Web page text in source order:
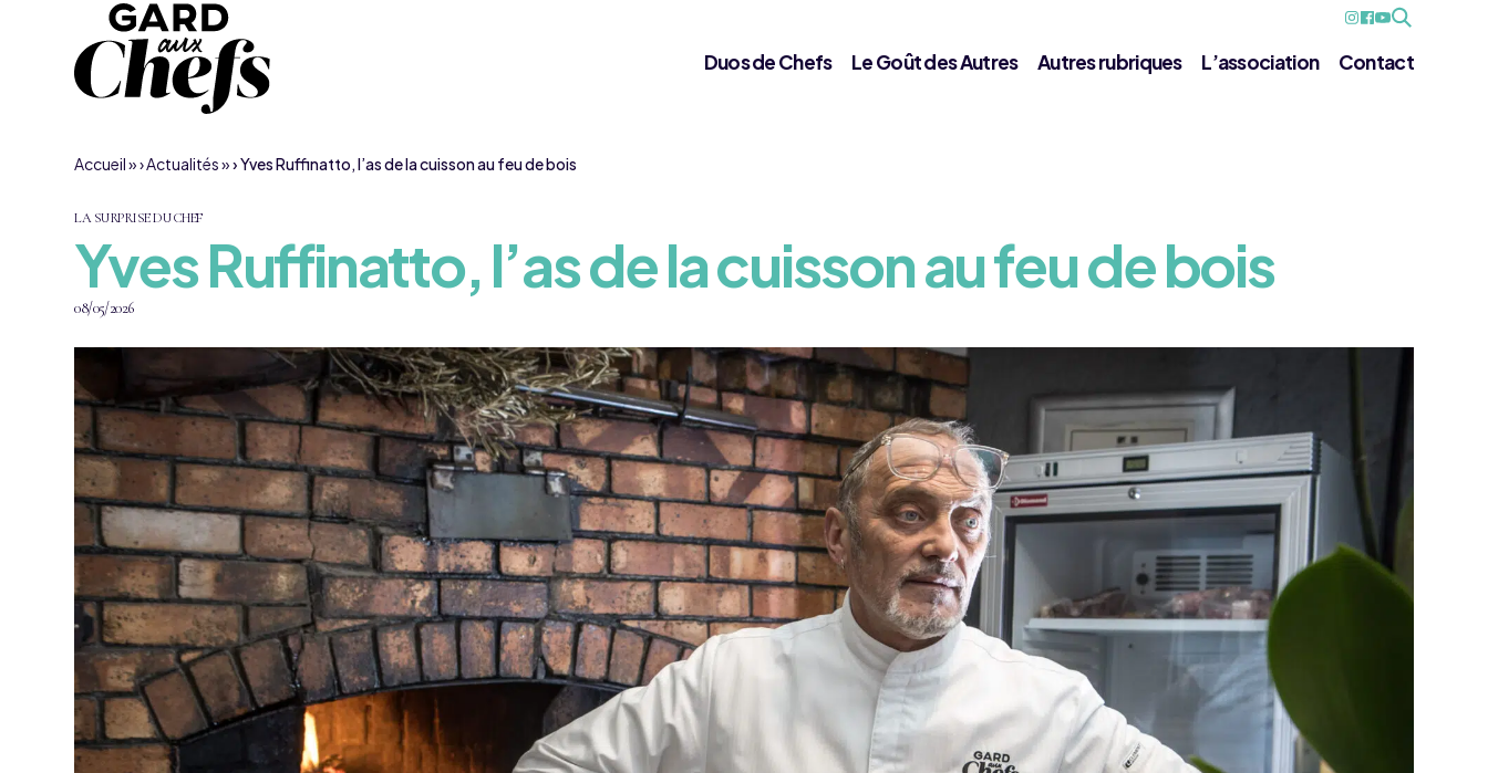
Duos de Chefs Le Goût des Autres Autres rubriques L’association Contact
Accueil» Actualités» Yves Ruffinatto, l’as de la cuisson au feu de bois
LA SURPRISE DU CHEF
Yves Ruffinatto, l’as de la cuisson au feu de bois
08/05/2026